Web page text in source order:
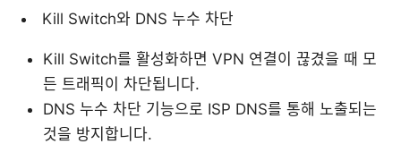
Kill Switch와 DNS 누수 차단
Kill Switch를 활성화하면 VPN 연결이 끊겼을 때 모
든 트래픽이 차단됩니다.
DNS 누수 차단 기능으로 ISP DNS를 통해 노출되는
것을 방지합니다.